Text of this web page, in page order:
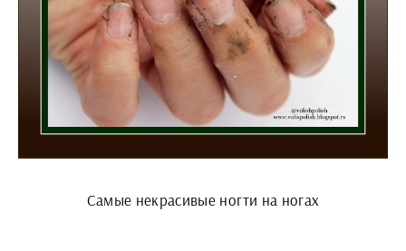
Самые некрасивые ногти на ногах